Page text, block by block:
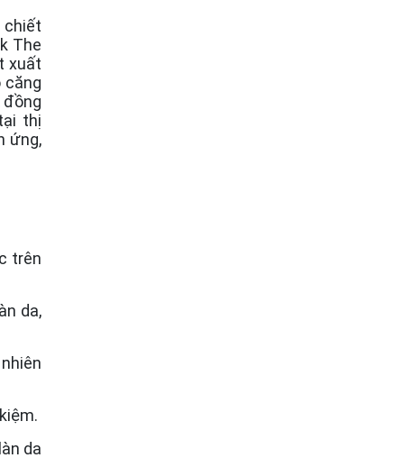
chiết
The
xuất
căng
đồng
thị
ứng,
trên
da,
da